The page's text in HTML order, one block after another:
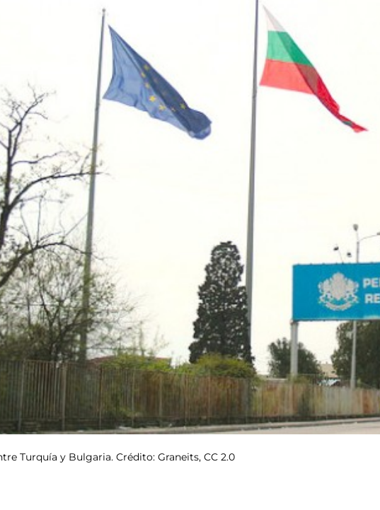
Turquía y Bulgaria. Crédito: Graneits, CC 2.0